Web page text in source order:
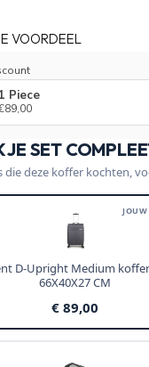
VOORDEEL
1 Piece
JE SET
die deze koffer kochten,
JOUW
D-Upright Medium
66X40X27 CM
€ 89,00